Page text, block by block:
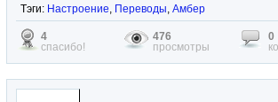
Тэги: Настроение, Переводы, Амбер
4
спасибо!
476
просмотры
0